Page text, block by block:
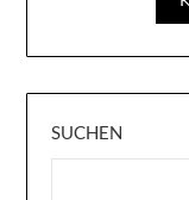
SUCHEN